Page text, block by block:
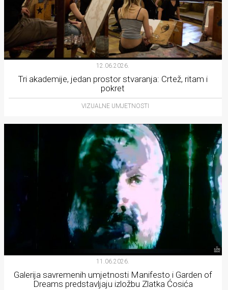
12.06.2026.
Tri akademije, jedan prostor stvaranja: Crtež, ritam i
pokret
VIZUALNE UMJETNOSTI
11.06.2026.
Galerija savremenih umjetnosti Manifesto i Garden of
Dreams predstavljaju izložbu Zlatka Ćosića